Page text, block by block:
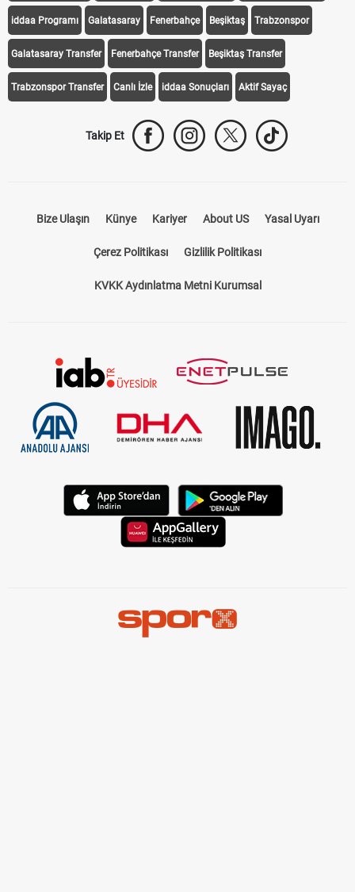
iddaa Programı Galatasaray Fenerbahçe Beşiktaş Trabzonspor
Galatasaray Transfer Fenerbahçe Transfer Beşiktaş Transfer
Trabzonspor Transfer Canlı İzle iddaa Sonuçları Aktif Sayaç
Takip Et
Bize Ulaşın Künye Kariyer About US Yasal Uyarı
Çerez Politikası Gizlilik Politikası
KVKK Aydınlatma Metni Kurumsal